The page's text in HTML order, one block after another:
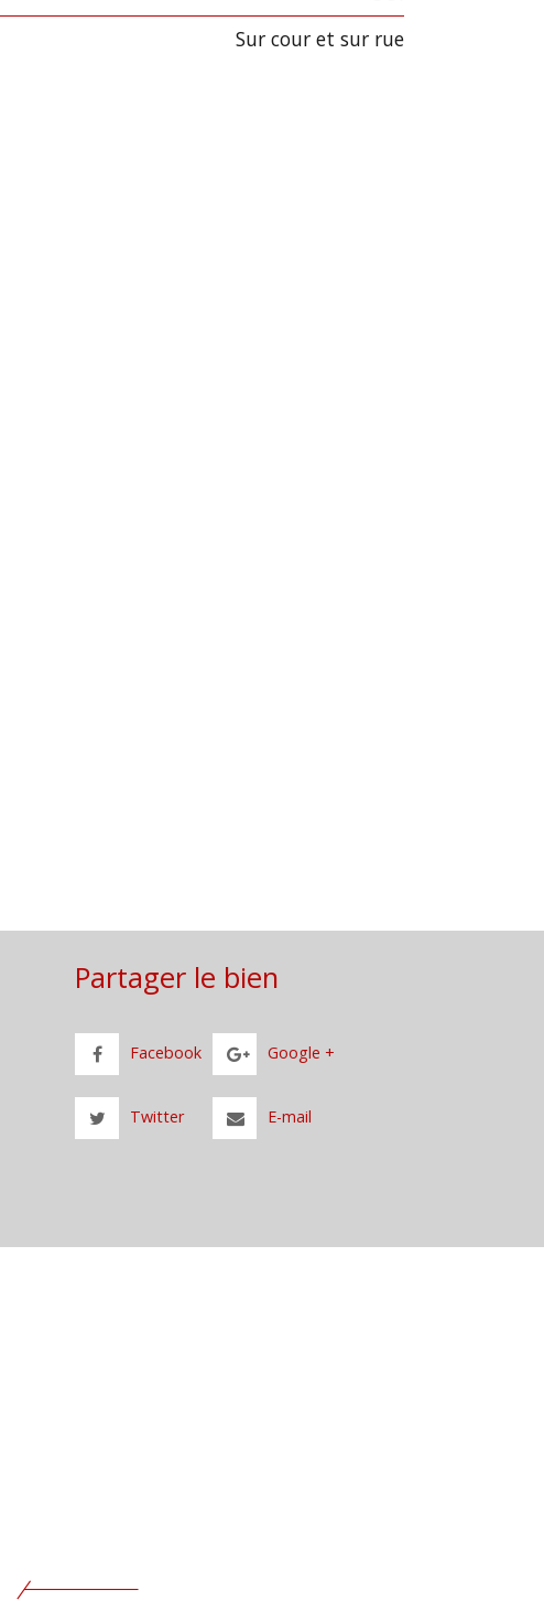
sur cour et sur rue
Partager le bien
Facebook Google +
Twitter E-mail